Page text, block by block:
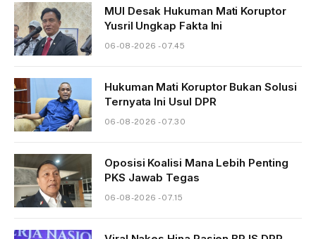
MUI Desak Hukuman Mati Koruptor
Yusril Ungkap Fakta Ini
06-08-2026 - 07.45
Hukuman Mati Koruptor Bukan Solusi
Ternyata Ini Usul DPR
06-08-2026 - 07.30
Oposisi Koalisi Mana Lebih Penting
PKS Jawab Tegas
06-08-2026 - 07.15